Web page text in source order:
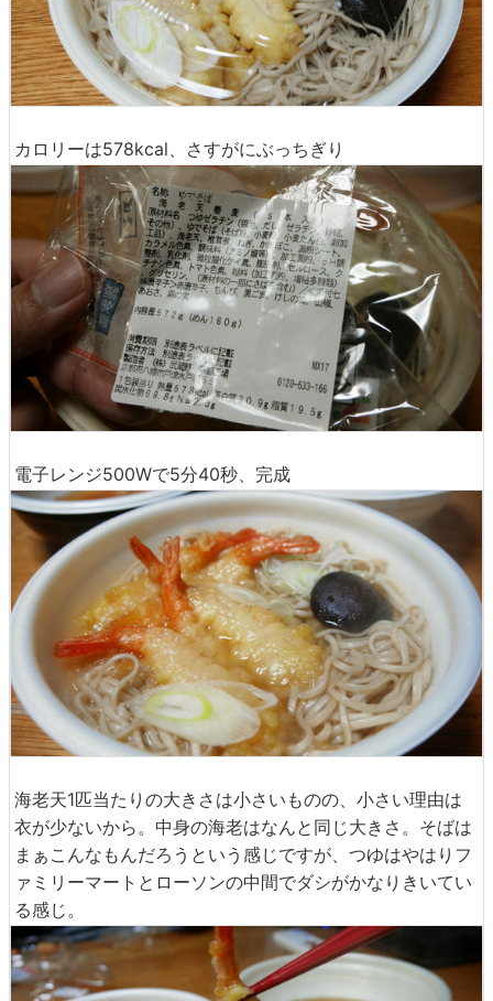
カロリーは578kcal、さすがにぶっちぎり
電子レンジ500Wで5分40秒、完成
海老天1匹当たりの大きさは小さいものの、小さい理由は
衣が少ないから。中身の海老はなんと同じ大きさ。そばは
まぁこんなもんだろうという感じですが、つゆはやはりフ
ァミリーマートとローソンの中間でダシがかなりきいてい
る感じ。